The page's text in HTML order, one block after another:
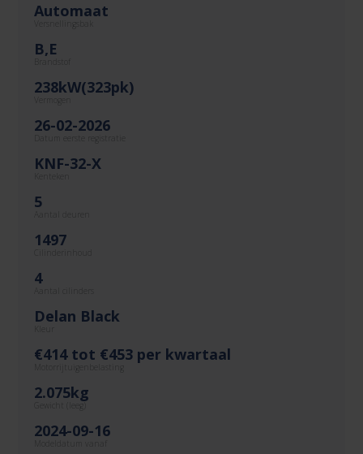
Automaat
Versnellingsbak
B,E
238kW(323pk)
Vermogen
26-02-2026
Datum eerste registratie
KNF-32-X
5
1497
4
Delan Black
€414 tot €453 per kwartaal
Motorrijtuigenbelasting
2.075kg
Gewicht (leeg)
2024-09-16